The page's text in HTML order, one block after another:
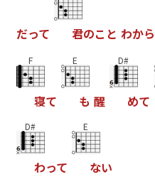
だって 君のこ と わから
F
寝て
E
も 醒
D#
めて
D#
わって
E
ない